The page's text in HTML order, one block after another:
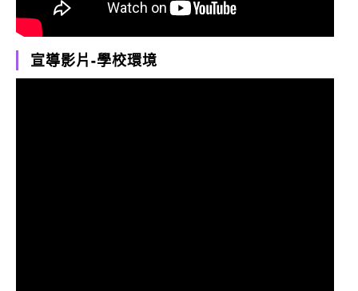
宣導影片-學校環境